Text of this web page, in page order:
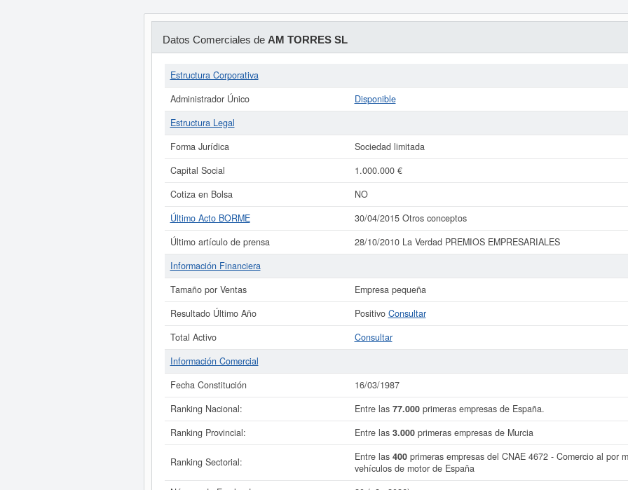
Datos Comerciales de AM TORRES SL
Estructura Corporativa
Administrador Único
Disponible
Estructura Legal
Forma Jurídica
Sociedad limitada
Capital Social
1.000.000 €
Cotiza en Bolsa
NO
Último Acto BORME
30/04/2015 Otros conceptos
Último artículo de prensa
28/10/2010 La Verdad PREMIOS EMPRESARIALES
Información Financiera
Tamaño por Ventas
Empresa pequeña
Resultado Último Año
Positivo Consultar
Total Activo
Consultar
Información Comercial
Fecha Constitución
16/03/1987
Ranking Nacional:
Entre las 77.000primeras empresas de España.
Ranking Provincial:
Entre las 3.000primeras empresas de Murcia
Ranking Sectorial: Entre las 400primeras empresas del CNAE 4672 - Comercio al por
vehículos de motor de España